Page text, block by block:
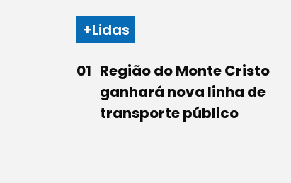
+Lidas
Região do Monte Cristo
ganhará nova linha de
transporte público